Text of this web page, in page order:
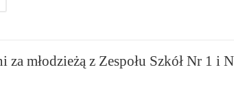
za młodzieżą z Zespołu Szkół Nr 1 i